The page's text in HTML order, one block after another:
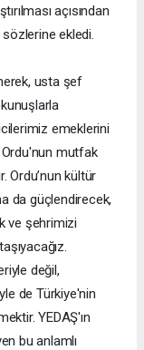
açısından
ekledi.
usta şef
emeklerini
mutfak
Ordu’nun kültür
da güçlendirecek,
ve şehrimizi
değil,
de Türkiye'nin
YEDAŞ'ın
bu anlamlı